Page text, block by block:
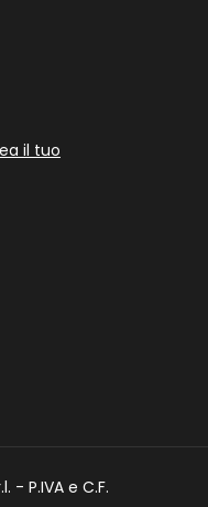
il tuo
- P.IVA e C.F.